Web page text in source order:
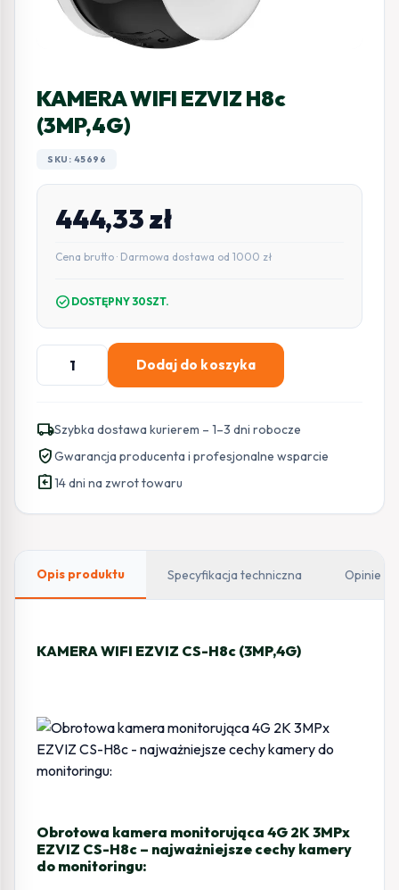
KAMERA WIFI EZVIZ H8c
(3MP,4G)
SKU: 45696
444,33zł
Cena brutto · Darmowa dostawa od 1000 zł
check_circle DOSTĘPNY 30SZT.
ilość
KAMERA
EZVIZ
H8c
(3MP,4G)
Dodaj do koszyka
local_shippingSzybka dostawa kurierem – 1–3 dni robocze
verified_userGwarancja producenta i profesjonalne wsparcie
assignment_return14 dni na zwrot towaru
Opis produktu Specyfikacja techniczna Opinie
KAMERA WIFI EZVIZ CS-H8c (3MP,4G)
Obrotowa kamera monitorująca 4G 2K 3MPx
EZVIZ CS-H8c – najważniejsze cechy kamery
do monitoringu: